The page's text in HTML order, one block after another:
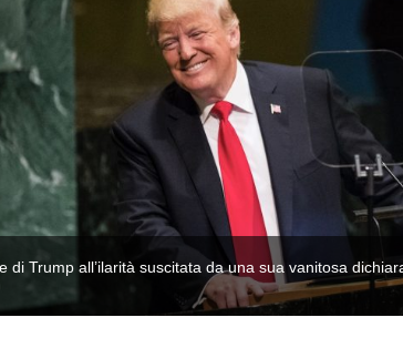
di Trump all’ilarità suscitata da una sua vanitosa